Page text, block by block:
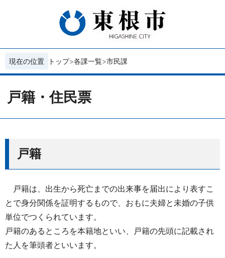
現在の位置 トップ 各課一覧 市民課
戸籍・住民票
戸籍
戸籍は、出生から死亡までの出来事を届出により表すこ
とで身分関係を証明するもので、おもに夫婦と未婚の子供
単位でつくられています。
戸籍のあるところを本籍地といい、戸籍の先頭に記載され
た人を筆頭者といいます。